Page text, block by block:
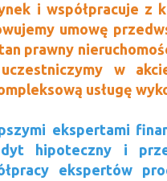
i współpracuje z
umowę
prawny
w
usługę
ekspertami
hipoteczny i
ekspertów